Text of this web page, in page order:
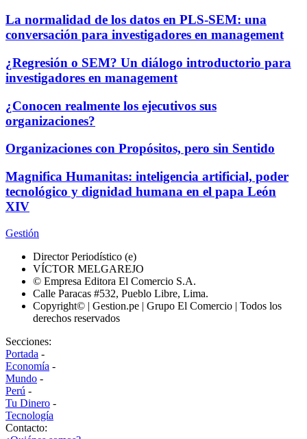
La normalidad de los datos en PLS-SEM: una
conversación para investigadores en management
¿Regresión o SEM? Un diálogo introductorio para
investigadores en management
¿Conocen realmente los ejecutivos sus
organizaciones?
Organizaciones con Propósitos, pero sin Sentido
Magnifica Humanitas: inteligencia artificial, poder
tecnológico y dignidad humana en el papa León
XIV
Gestión
Director Periodístico (e)
VÍCTOR MELGAREJO
© Empresa Editora El Comercio S.A.
Calle Paracas #532, Pueblo Libre, Lima.
Copyright© | Gestion.pe | Grupo El Comercio | Todos los
derechos reservados
Secciones:
Portada -
Economía -
Mundo -
Perú -
Tu Dinero -
Tecnología
Contacto: